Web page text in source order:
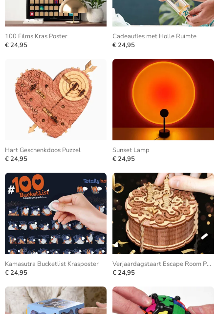
100 Films Kras Poster
€ 24,95
Cadeaufles met Holle Ruimte
€ 24,95
Hart Geschenkdoos Puzzel
€ 24,95
Sunset Lamp
€ 24,95
Kamasutra Bucketlist Krasposter
€ 24,95
Verjaardagstaart Escape Room Puzzle Box
€ 24,95